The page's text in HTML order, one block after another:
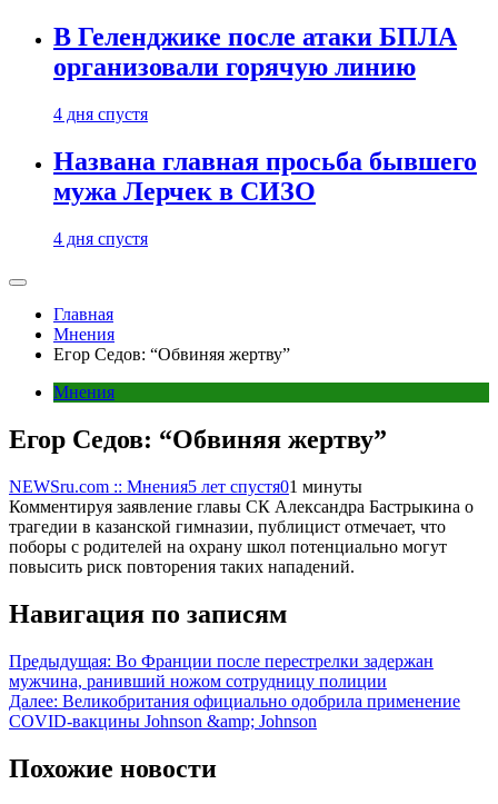
В Геленджике после атаки БПЛА
организовали горячую линию
4 дня спустя
Названа главная просьба бывшего
мужа Лерчек в СИЗО
4 дня спустя
Главная
Мнения
Егор Седов: “Обвиняя жертву”
Мнения
Егор Седов: “Обвиняя жертву”
NEWSru.com :: Мнения5 лет спустя01 минуты
Комментируя заявление главы СК Александра Бастрыкина о
трагедии в казанской гимназии, публицист отмечает, что
поборы с родителей на охрану школ потенциально могут
повысить риск повторения таких нападений.
Навигация по записям
Предыдущая: Во Франции после перестрелки задержан
мужчина, ранивший ножом сотрудницу полиции
Далее: Великобритания официально одобрила применение
COVID-вакцины Johnson &amp; Johnson
Похожие новости